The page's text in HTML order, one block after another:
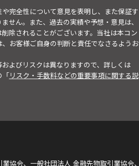
完全性について意見を表明し、また保証す
せん。また、過去の実績や予想・意見は、
除されることがございます。当社は本コン
お客様ご自身の判断と責任でなさるようお
よびリスクは異なりますので、詳しくは
「リスク・手数料などの重要事項に関する説
協会、一般社団法人 金融先物取引業協会、